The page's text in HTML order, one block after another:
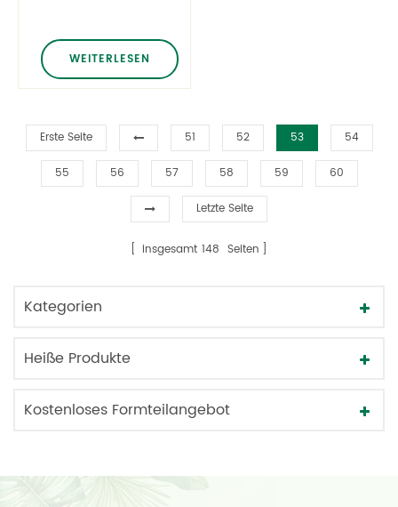
Flaschen
WEITERLESEN
Erste Seite 51 52 53 54
55 56 57 58 59 60
Letzte Seite
insgesamt 148 Seiten
Kategorien
Heiße Produkte
Kostenloses Formteilangebot